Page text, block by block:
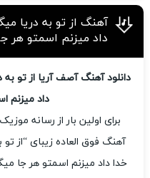
آهنگ از تو به دریا
داد میزنم اسمتو هر
دانلود آهنگ آصف آریا از تو
داد میزنم
برای اولین بار از رسانه
آهنگ فوق العاده زیبای “از
خدا داد میزنم اسمتو هر جا